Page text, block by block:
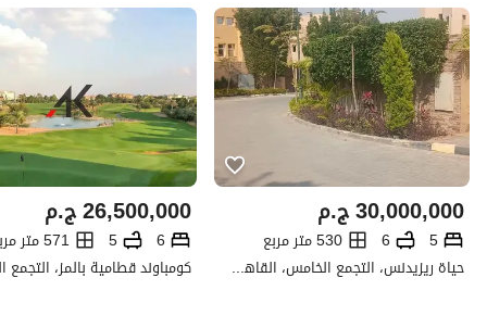
ج.م30,000,000
5
6
530 متر مربع
حياة ريزيدنس، التجمع الخامس، القاهرة الجديدة، القاهرة
ج.م26,500,000
6
5 571 متر مربع